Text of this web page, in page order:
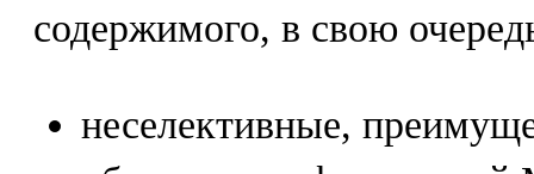
содержимого, в свою
неселективные,